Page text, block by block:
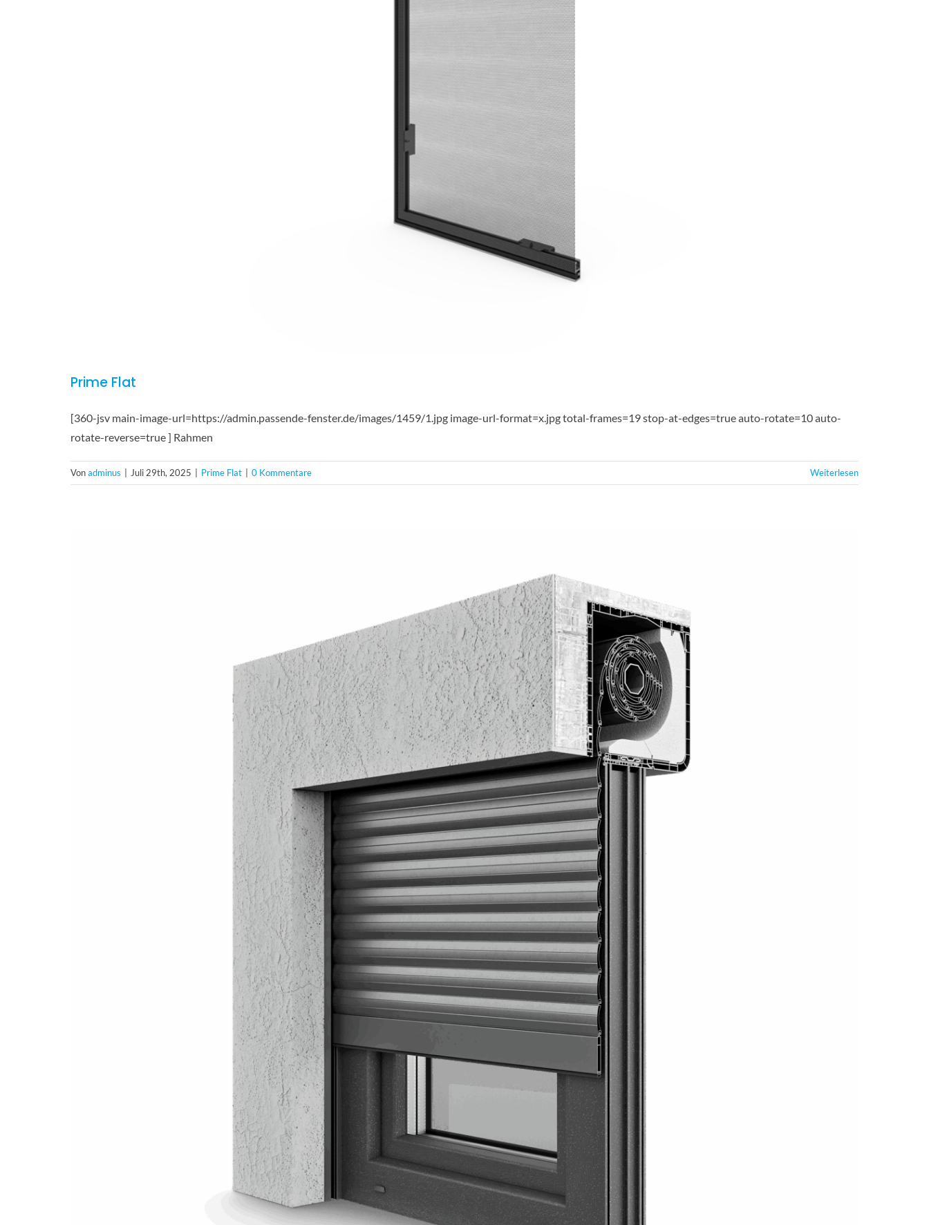
Prime Flat
[360-jsv main-image-url=https://admin.passende-fenster.de/images/1459/1.jpg image-url-format=x.jpg total-frames=19 stop-at-edges=true auto-rotate=10 auto-
rotate-reverse=true ] Rahmen
Vonadminus | Juli 29th, 2025 | Prime Flat | 0 Kommentare Weiterlesen